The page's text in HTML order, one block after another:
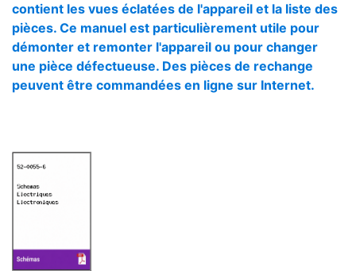
contient les vues éclatées de l'appareil et la liste des
pièces. Ce manuel est particulièrement utile pour
démonter et remonter l'appareil ou pour changer
une pièce défectueuse. Des pièces de rechange
peuvent être commandées en ligne sur Internet.